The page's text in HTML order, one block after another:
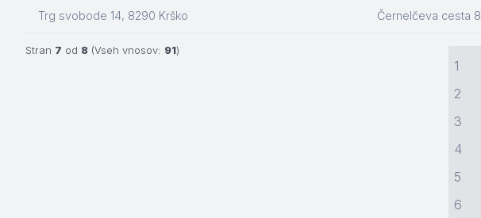
Trg svobode 14, 8290 Krško Černelčeva cesta 8
Stran 7 od 8 (Vseh vnosov: 91)
1
2
3
4
5
6